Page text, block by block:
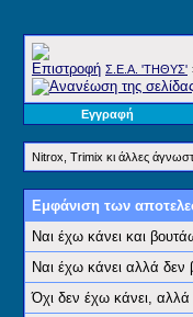
Σ.E.A. 'ΤΗΘΥΣ'
Εγγραφή
Nitrox, Trimix κι άλλες
Εμφάνιση των
Ναι έχω κάνει και
Ναι έχω κάνει αλλά
Όχι δεν έχω κάνει,